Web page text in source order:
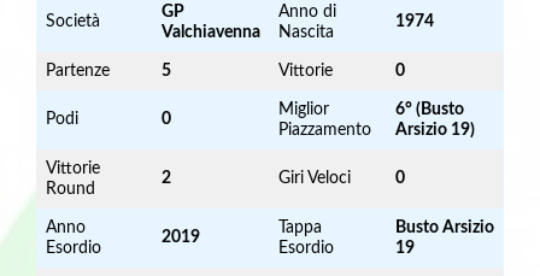
Società
GP
Valchiavenna
Anno di
Nascita
1974
Partenze 5 Vittorie 0
Podi 0
Miglior
Piazzamento
6° (Busto
Arsizio 19)
Vittorie
Round
2 Giri Veloci 0
Anno
Esordio
2019
Tappa
Esordio
Busto Arsizio
19